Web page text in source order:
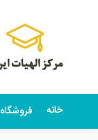
خانه فروشگاه